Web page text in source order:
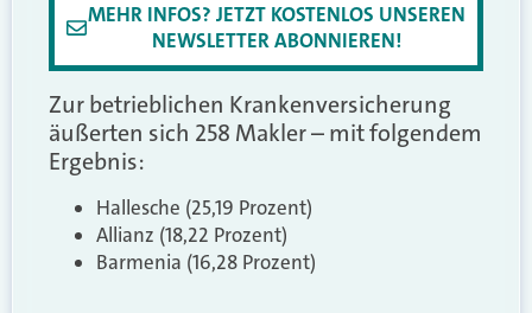
MEHR INFOS? JETZT KOSTENLOS UNSEREN
NEWSLETTER ABONNIEREN!
Zur betrieblichen Krankenversicherung
äußerten sich 258 Makler – mit folgendem
Ergebnis:
Hallesche (25,19 Prozent)
Allianz (18,22 Prozent)
Barmenia (16,28 Prozent)